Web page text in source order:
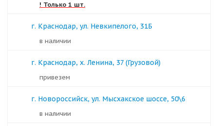
! Только 1 шт.
г. Краснодар, ул. Невкипелого, 31Б
в наличии
г. Краснодар, х. Ленина, 37 (Грузовой)
Привезем
г. Новороссийск, ул. Мысхакское шоссе, 50\6
в наличии